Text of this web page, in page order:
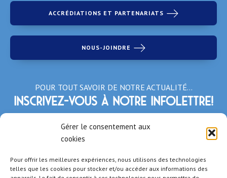
Gérer le consentement aux
cookies
Pour offrir les meilleures expériences, nous utilisons des technologies
telles que les cookies pour stocker et/ou accéder aux informations des
ACCRÉDIATIONS ET PARTENARIATS
NOUS-JOINDRE
POUR TOUT SAVOIR DE NOTRE ACTUALITÉ…
Inscrivez-vous à notre infolettre!
*Champs obligatoires